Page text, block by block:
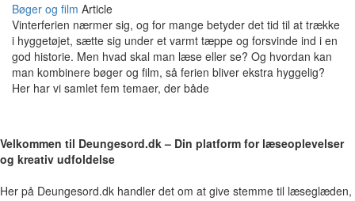
Bøger og film Article
Vinterferien nærmer sig, og for mange betyder det tid til at trække
i hyggetøjet, sætte sig under et varmt tæppe og forsvinde ind i en
god historie. Men hvad skal man læse eller se? Og hvordan kan
man kombinere bøger og film, så ferien bliver ekstra hyggelig?
Her har vi samlet fem temaer, der både
Velkommen til Deungesord.dk – Din platform for læseoplevelser
og kreativ udfoldelse
Her på Deungesord.dk handler det om at give stemme til læseglæden,